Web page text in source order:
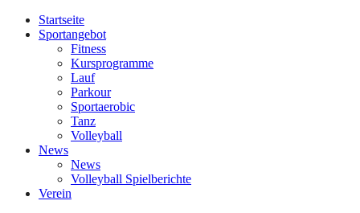
Startseite
Sportangebot
Fitness
Kursprogramme
Lauf
Parkour
Sportaerobic
Tanz
Volleyball
News
News
Volleyball Spielberichte
Verein